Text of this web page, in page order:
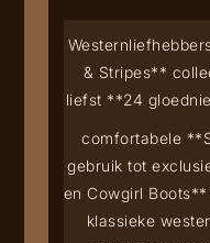
& Stripes**
liefst **24
comfortabele
gebruik tot
en Cowgirl
klassieke